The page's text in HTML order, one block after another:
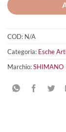
COD: N/A
Categoria: Esche
Marchio:SHIMANO